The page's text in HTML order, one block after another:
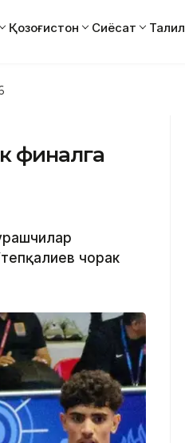
Қозоғистон Сиёсат Таҳлил
финалга
чорак